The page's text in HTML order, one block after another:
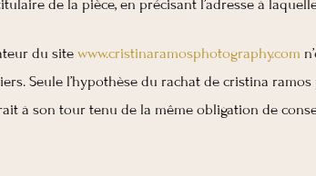
de la pièce, en précisant l’adresse à
du site www.cristinaramosphotography.com
Seule l’hypothèse du rachat de cristina
à son tour tenu de la même obligation de